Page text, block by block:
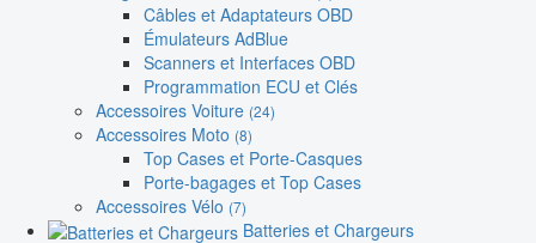
Câbles et Adaptateurs OBD
Émulateurs AdBlue
Scanners et Interfaces OBD
Programmation ECU et Clés
Accessoires Voiture (24)
Accessoires Moto (8)
Top Cases et Porte-Casques
Porte-bagages et Top Cases
Accessoires Vélo (7)
Batteries et Chargeurs